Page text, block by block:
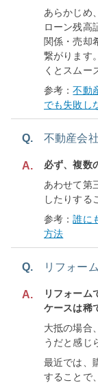
あらかじめ
ローン残高
関係・売却
繋がります
くとスムー
参考：不動
でも失敗し
Q. 不動産会
A.
必ず、複数
あわせて第
したりする
参考：誰に
方法
Q. リフォー
A.
リフォーム
ケースは稀
大抵の場合
うだと感じ
最近では、
することで